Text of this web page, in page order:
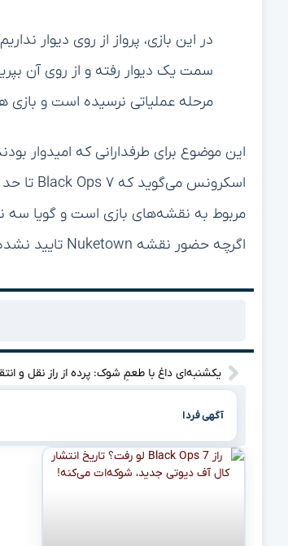
در این بازی، پرواز از روی دیوار
مرحله عملیاتی نرسیده است و
این موضوع برای طرفدارانی که امیدوار
اگرچه حضور نقشه Nuketown تایید نشده، اما می‌توان به ارائه آن نیز امیدوار بود.
آگهی فردا